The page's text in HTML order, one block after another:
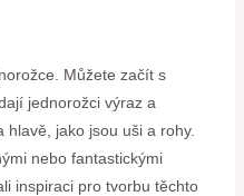
Můžete začít s
jednorožci výraz a
jako jsou uši a rohy.
nebo fantastickými
inspiraci pro tvorbu těchto